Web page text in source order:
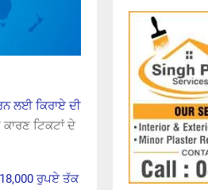
ਲਈ ਕਿਰਾਏ ਦੀ
ਟਿਕਟਾਂ ਦੇ
ਰੁਪਏ ਤੱਕ